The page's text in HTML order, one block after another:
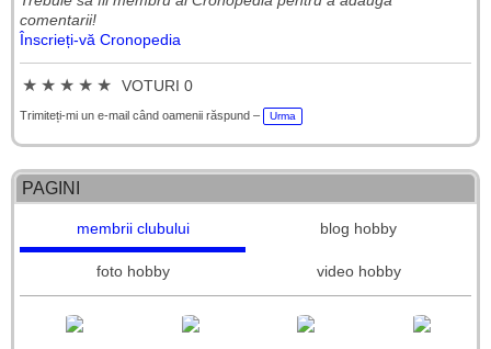
comentarii!
Înscrieți-vă Cronopedia
★ ★ ★ ★ ★ VOTURI 0
Trimiteți-mi un e-mail când oamenii răspund – Urma
PAGINI
membrii clubului blog hobby
foto hobby video hobby